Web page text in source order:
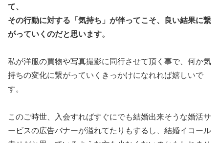
て、
その行動に対する「気持ち」が伴ってこそ、良い結果に繋
がっていくのだと思います。
私が洋服の買物や写真撮影に同行させて頂く事で、何か気
持ちの変化に繋がっていくきっかけになれれば嬉しいで
す。
このご時世、入会すればすぐにでも結婚出来そうな婚活サ
ービスの広告バナーが溢れてたりもするし、結婚イコール